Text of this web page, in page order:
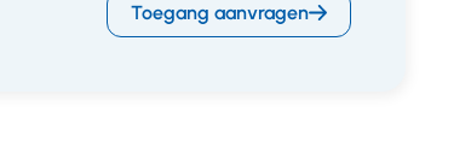
Toegang aanvragen